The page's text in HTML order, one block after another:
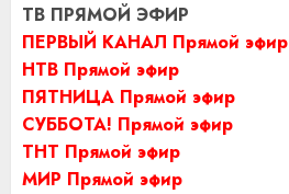
ТВ ПРЯМОЙ ЭФИР
ПЕРВЫЙ КАНАЛ Прямой эфир
НТВ Прямой эфир
ПЯТНИЦА Прямой эфир
СУББОТА! Прямой эфир
ТНТ Прямой эфир
МИР Прямой эфир